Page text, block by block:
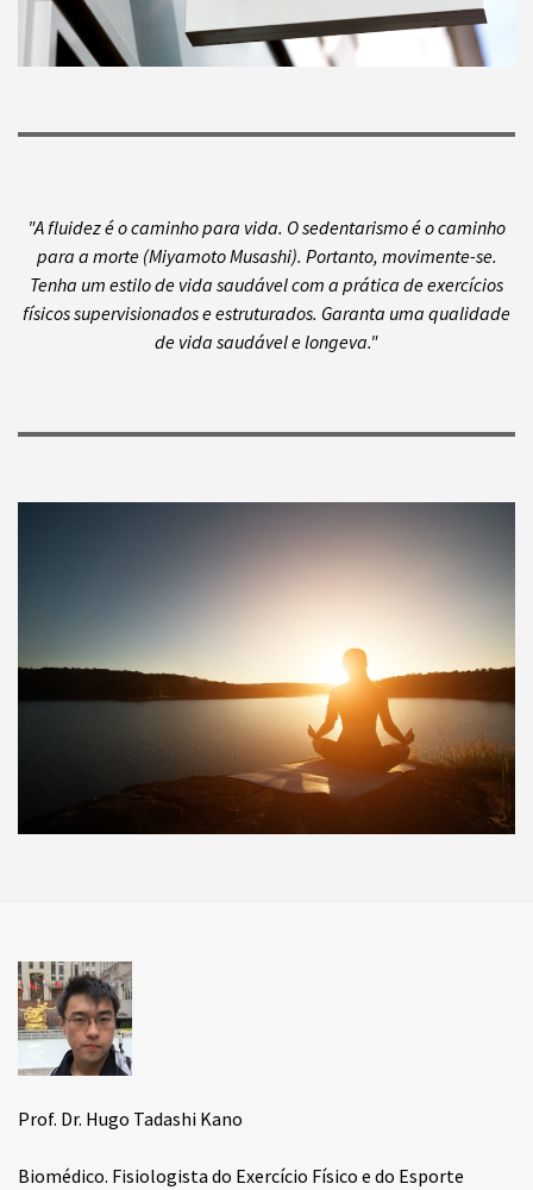
"A fluidez é o caminho para vida. O sedentarismo é o caminho
para a morte (Miyamoto Musashi). Portanto, movimente-se.
Tenha um estilo de vida saudável com a prática de exercícios
físicos supervisionados e estruturados. Garanta uma qualidade
de vida saudável e longeva."
Prof. Dr. Hugo Tadashi Kano
Biomédico. Fisiologista do Exercício Físico e do Esporte